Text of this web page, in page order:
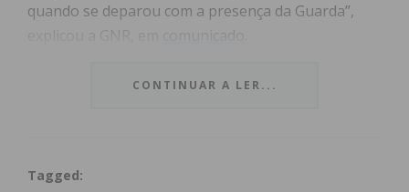
quando se deparou com a presença da Guarda”,
comunicado
Os militares do Posto Territorial de Paço de Sousa
material utilizado para o corte e embalamento de
CONTINUAR A LER...
Tagged: